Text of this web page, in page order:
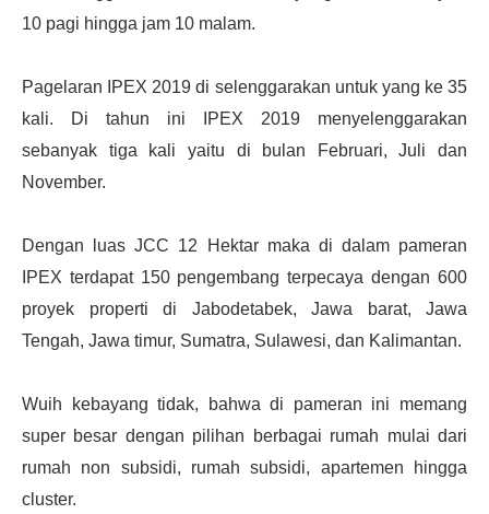
10 pagi hingga jam 10 malam.
Pagelaran IPEX 2019 di selenggarakan untuk yang ke 35
kali. Di tahun ini IPEX 2019 menyelenggarakan
sebanyak tiga kali yaitu di bulan Februari, Juli dan
November.
Dengan luas JCC 12 Hektar maka di dalam pameran
IPEX terdapat 150 pengembang terpecaya dengan 600
proyek properti di Jabodetabek, Jawa barat, Jawa
Tengah, Jawa timur, Sumatra, Sulawesi, dan Kalimantan.
Wuih kebayang tidak, bahwa di pameran ini memang
super besar dengan pilihan berbagai rumah mulai dari
rumah non subsidi, rumah subsidi, apartemen hingga
cluster.